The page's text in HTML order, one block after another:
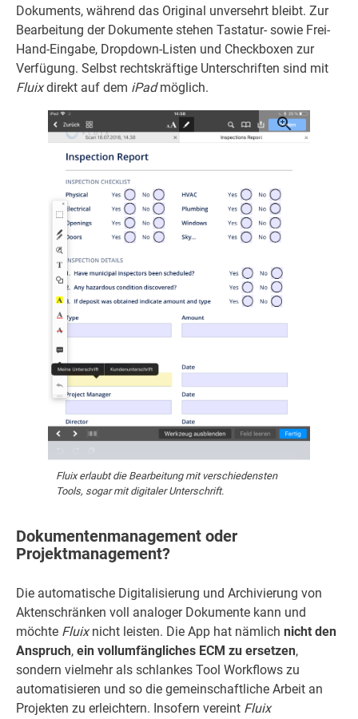
Dokuments, während das Original unversehrt bleibt. Zur
Bearbeitung der Dokumente stehen Tastatur- sowie Frei-
Hand-Eingabe, Dropdown-Listen und Checkboxen zur
Verfügung. Selbst rechtskräftige Unterschriften sind mit
Fluixdirekt auf dem iPadmöglich.
Fluix erlaubt die Bearbeitung mit verschiedensten
Tools, sogar mit digitaler Unterschrift.
Dokumentenmanagement oder
Projektmanagement?
Die automatische Digitalisierung und Archivierung von
Aktenschränken voll analoger Dokumente kann und
möchte Fluixnicht leisten. Die App hat nämlich nicht den
Anspruch, ein vollumfängliches ECM zu ersetzen,
sondern vielmehr als schlankes Tool Workflows zu
automatisieren und so die gemeinschaftliche Arbeit an
Projekten zu erleichtern. Insofern vereint Fluix